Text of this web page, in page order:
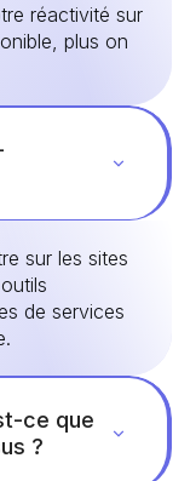
réactivité sur
plus on
sur les sites
de services
ce que
?